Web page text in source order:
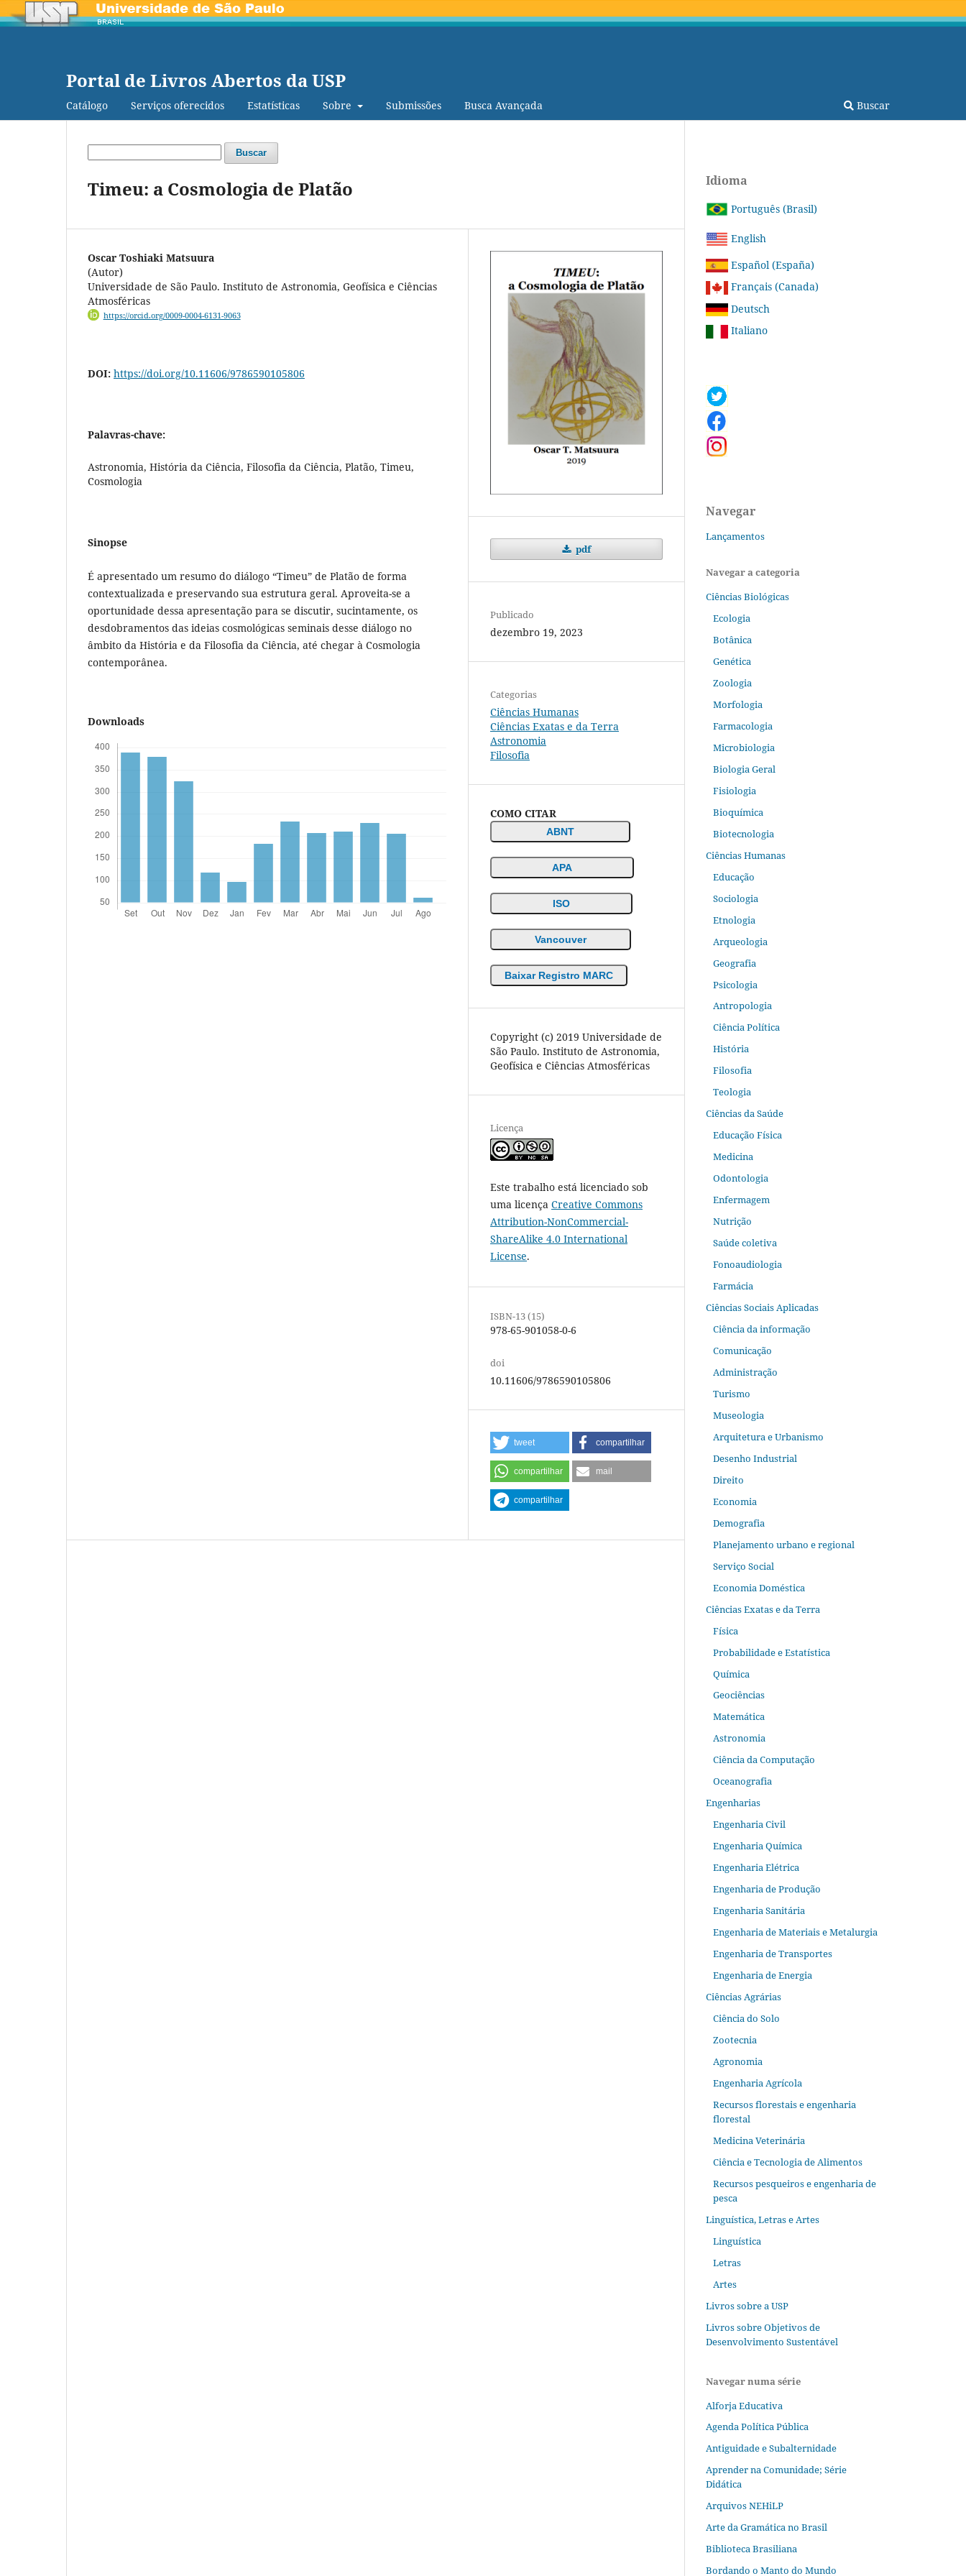
Portal de Livros Abertos da USP
Catálogo Serviços oferecidos Estatísticas Sobre Submissões Busca Avançada Buscar
Buscar
Timeu: a Cosmologia de Platão
Oscar Toshiaki Matsuura
(Autor)
Universidade de São Paulo. Instituto de Astronomia, Geofísica e Ciências
Atmosféricas
https://orcid.org/0009-0004-6131-9063
DOI: https://doi.org/10.11606/9786590105806
Palavras-chave:
Astronomia, História da Ciência, Filosofia da Ciência, Platão, Timeu,
Cosmologia
Sinopse
É apresentado um resumo do diálogo “Timeu” de Platão de forma
contextualizada e preservando sua estrutura geral. Aproveita-se a
oportunidade dessa apresentação para se discutir, sucintamente, os
desdobramentos das ideias cosmológicas seminais desse diálogo no
âmbito da História e da Filosofia da Ciência, até chegar à Cosmologia
contemporânea.
Downloads
pdf
Publicado
dezembro 19, 2023
Categorias
Ciências Humanas
Ciências Exatas e da Terra
Astronomia
Filosofia
COMO CITAR
ABNT
APA
ISO
Vancouver
Baixar Registro MARC
Copyright (c) 2019 Universidade de
São Paulo. Instituto de Astronomia,
Geofísica e Ciências Atmosféricas
Licença
Este trabalho está licenciado sob
uma licença Creative Commons
Attribution-NonCommercial-
ShareAlike 4.0 International
License.
ISBN-13 (15)
978-65-901058-0-6
doi
10.11606/9786590105806
tweet compartilhar
compartilhar mail
compartilhar
Idioma
Português (Brasil)
English
Español (España)
Français (Canada)
Deutsch
Italiano
Navegar
Lançamentos
Navegar a categoria
Ciências Biológicas
Ecologia
Botânica
Genética
Zoologia
Morfologia
Farmacologia
Microbiologia
Biologia Geral
Fisiologia
Bioquímica
Biotecnologia
Ciências Humanas
Educação
Sociologia
Etnologia
Arqueologia
Geografia
Psicologia
Antropologia
Ciência Política
História
Filosofia
Teologia
Ciências da Saúde
Educação Física
Medicina
Odontologia
Enfermagem
Nutrição
Saúde coletiva
Fonoaudiologia
Farmácia
Ciências Sociais Aplicadas
Ciência da informação
Comunicação
Administração
Turismo
Museologia
Arquitetura e Urbanismo
Desenho Industrial
Direito
Economia
Demografia
Planejamento urbano e regional
Serviço Social
Economia Doméstica
Ciências Exatas e da Terra
Física
Probabilidade e Estatística
Química
Geociências
Matemática
Astronomia
Ciência da Computação
Oceanografia
Engenharias
Engenharia Civil
Engenharia Química
Engenharia Elétrica
Engenharia de Produção
Engenharia Sanitária
Engenharia de Materiais e Metalurgia
Engenharia de Transportes
Engenharia de Energia
Ciências Agrárias
Ciência do Solo
Zootecnia
Agronomia
Engenharia Agrícola
Recursos florestais e engenharia
florestal
Medicina Veterinária
Ciência e Tecnologia de Alimentos
Recursos pesqueiros e engenharia de
pesca
Linguística, Letras e Artes
Linguística
Letras
Artes
Livros sobre a USP
Livros sobre Objetivos de
Desenvolvimento Sustentável
Navegar numa série
Alforja Educativa
Agenda Política Pública
Antiguidade e Subalternidade
Aprender na Comunidade; Série
Didática
Arquivos NEHiLP
Arte da Gramática no Brasil
Biblioteca Brasiliana
Bordando o Manto do Mundo